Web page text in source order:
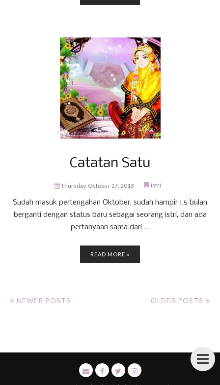
Catatan Satu
Thursday, October 17, 2013 istri
Sudah masuk pertengahan Oktober, sudah hampir 1,5 bulan
berganti dengan status baru sebagai seorang istri, dan ada
pertanyaan sama dari ...
READ MORE »
NEWER POSTS OLDER POSTS